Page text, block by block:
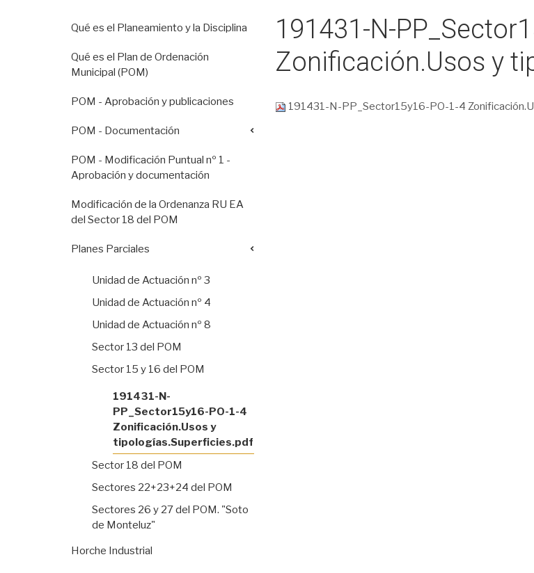
191431-N-
Zonificación.Usos y
191431-N-PP_Sector15y16-PO-1-4
Qué es el Planeamiento y la Disciplina
Qué es el Plan de Ordenación
Municipal (POM)
POM - Aprobación y publicaciones
POM - Documentación
POM - Modificación Puntual nº 1 -
Aprobación y documentación
Modificación de la Ordenanza RU EA
del Sector 18 del POM
Planes Parciales
Unidad de Actuación nº 3
Unidad de Actuación nº 4
Unidad de Actuación nº 8
Sector 13 del POM
Sector 15 y 16 del POM
191431-N-
PP_Sector15y16-PO-1-4
Zonificación.Usos y
tipologías.Superficies.pdf
Sector 18 del POM
Sectores 22+23+24 del POM
Sectores 26 y 27 del POM. "Soto
de Monteluz"
Horche Industrial